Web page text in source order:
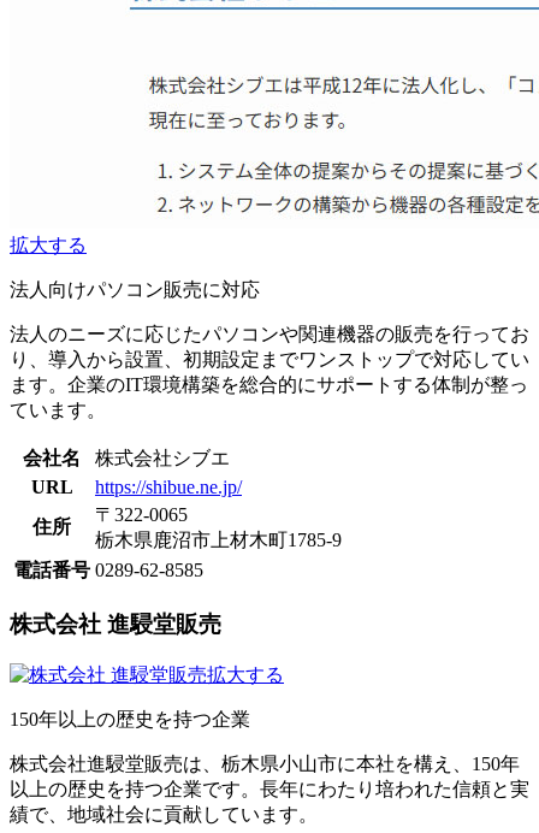
拡大する
法人向けパソコン販売に対応
法人のニーズに応じたパソコンや関連機器の販売を行ってお
り、導入から設置、初期設定までワンストップで対応してい
ます。企業のIT環境構築を総合的にサポートする体制が整っ
ています。
会社名
株式会社シブエ
URL
https://shibue.ne.jp/
住所
〒322-0065
栃木県鹿沼市上材木町1785-9
電話番号 0289-62-8585
株式会社 進駸堂販売
拡大する
150年以上の歴史を持つ企業
株式会社進駸堂販売は、栃木県小山市に本社を構え、150年
以上の歴史を持つ企業です。長年にわたり培われた信頼と実
績で、地域社会に貢献しています。